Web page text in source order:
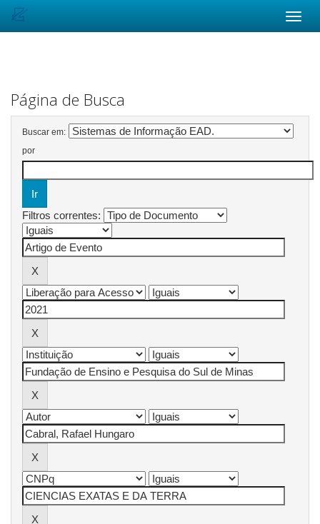
Página de Busca
Buscar em:
por
Filtros correntes: